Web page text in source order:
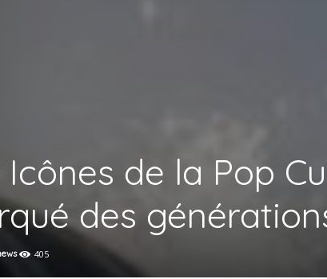
Icônes de la Pop
des
405